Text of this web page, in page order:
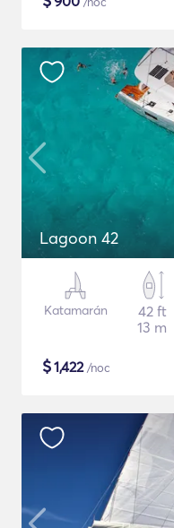
Lagoon 42
Katamarán
42 ft
13 m
$1,422/noc